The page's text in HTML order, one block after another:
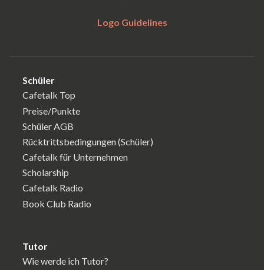
Logo Guidelines
Schüler
Cafetalk Top
Preise/Punkte
Schüler AGB
Rücktrittsbedingungen (Schüler)
Cafetalk für Unternehmen
Scholarship
Cafetalk Radio
Book Club Radio
Tutor
Wie werde ich Tutor?